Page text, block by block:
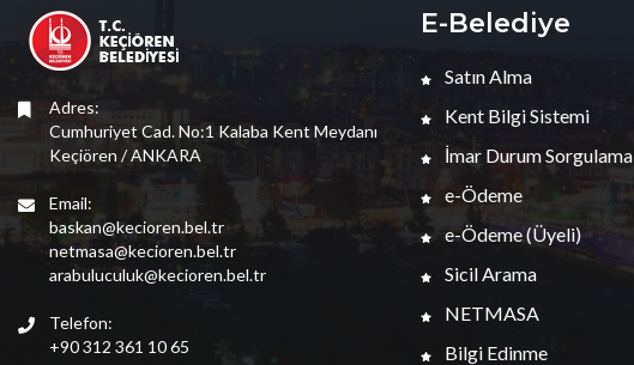
Adres:
Cumhuriyet Cad. No:1 Kalaba Kent Meydanı
Keçiören / ANKARA
Email:
baskan@kecioren.bel.tr
netmasa@kecioren.bel.tr
arabuluculuk@kecioren.bel.tr
Telefon:
+90 312 361 10 65
E-Belediye
Satın Alma
Kent Bilgi Sistemi
İmar Durum Sorgulama
e-Ödeme
e-Ödeme (Üyeli)
Sicil Arama
NETMASA
Bilgi Edinme